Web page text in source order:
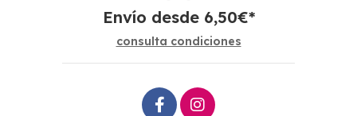
Envío desde 6,50€*
consulta condiciones